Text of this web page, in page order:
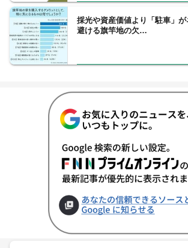
採光や資産価値より「駐車」
避ける旗竿地の欠…